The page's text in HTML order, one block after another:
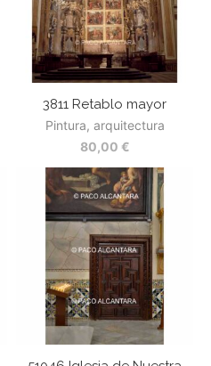
3811 Retablo mayor
Pintura, arquitectura
80,00 €